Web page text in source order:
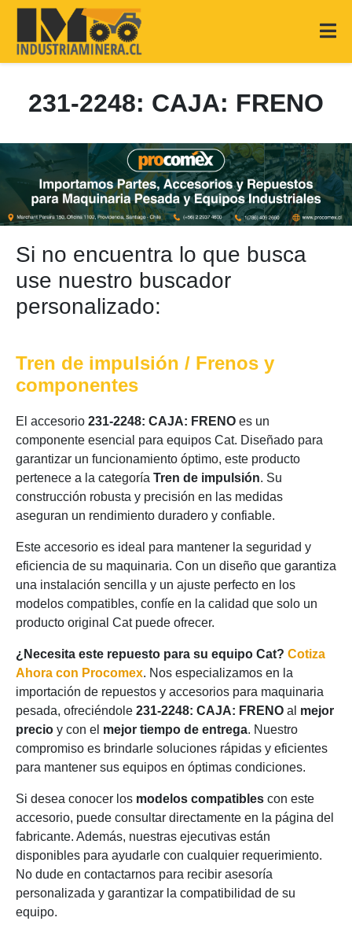
231-2248: CAJA: FRENO
Si no encuentra lo que busca
use nuestro buscador
personalizado:
Tren de impulsión / Frenos y
componentes
El accesorio 231-2248: CAJA: FRENO es un
componente esencial para equipos Cat. Diseñado para
garantizar un funcionamiento óptimo, este producto
pertenece a la categoría Tren de impulsión. Su
construcción robusta y precisión en las medidas
aseguran un rendimiento duradero y confiable.
Este accesorio es ideal para mantener la seguridad y
eficiencia de su maquinaria. Con un diseño que garantiza
una instalación sencilla y un ajuste perfecto en los
modelos compatibles, confíe en la calidad que solo un
producto original Cat puede ofrecer.
¿Necesita este repuesto para su equipo Cat? Cotiza
Ahora con Procomex. Nos especializamos en la
importación de repuestos y accesorios para maquinaria
pesada, ofreciéndole 231-2248: CAJA: FRENO al mejor
precio y con el mejor tiempo de entrega. Nuestro
compromiso es brindarle soluciones rápidas y eficientes
para mantener sus equipos en óptimas condiciones.
Si desea conocer los modelos compatibles con este
accesorio, puede consultar directamente en la página del
fabricante. Además, nuestras ejecutivas están
disponibles para ayudarle con cualquier requerimiento.
No dude en contactarnos para recibir asesoría
personalizada y garantizar la compatibilidad de su
equipo.